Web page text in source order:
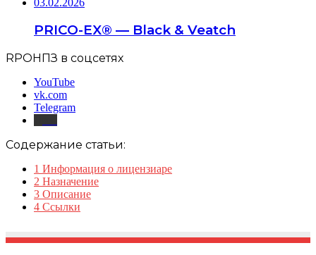
PRICO-EX® — Black & Veatch
RPOНПЗ в соцсетях
YouTube
vk.com
Telegram
Содержание статьи:
1 Информация о лицензиаре
2 Назначение
3 Описание
4 Ссылки